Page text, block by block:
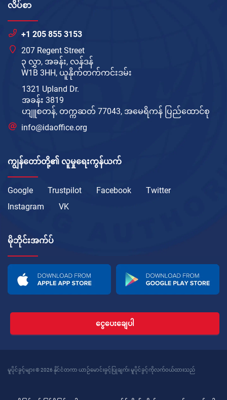
လိပ်စာ
+1 205 855 3153
207 Regent Street
၃ လွှာ, အခန်း, လန်ဒန်
W1B 3HH, ယူနိုက်တက်ကင်းဒမ်း
1321 Upland Dr.
အခန်း 3819
ဟျူစတန်, တက္ကဆတ် 77043, အမေရိကန် ပြည်ထောင်စု
info@idaoffice.org
ကျွန်တော်တို့၏ လူမှုရေးကွန်ယက်
Google Trustpilot Facebook
Twitter
Instagram
VK
မိုဘိုင်းအက်ပ်
ငွေပေးချေပါ
မူပိုင်ခွင့်များ © 2026 နိုင်ငံတကာ ယာဉ်မောင်းခွင့်ပြုချက်၊ မူပိုင်ခွင့်ကိုလက်ဝယ်ထားသည်